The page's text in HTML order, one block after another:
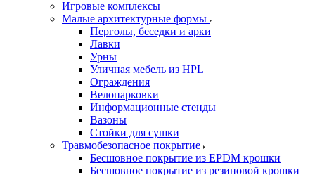
Игровые комплексы
Малые архитектурные формы
Перголы, беседки и арки
Лавки
Урны
Уличная мебель из HPL
Ограждения
Велопарковки
Информационные стенды
Вазоны
Стойки для сушки
Травмобезопасное покрытие
Бесшовное покрытие из EPDM крошки
Бесшовное покрытие из резиновой крошки